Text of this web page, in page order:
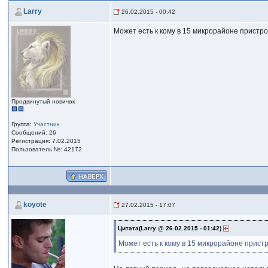
Larry 26.02.2015 - 00:42
Продвинутый новичок
Группа:Участник
Сообщений: 26
Регистрация: 7.02.2015
Пользователь №: 42172
Может есть к кому в 15 микрорайоне
koyote 27.02.2015 - 17:07
Цитата(Larry @ 26.02.2015 - 01:42)
Может есть к кому в 15 микрорайоне